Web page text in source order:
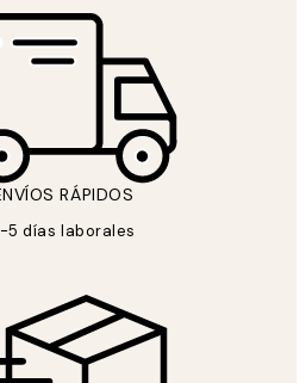
RÁPIDOS
5 días laborales